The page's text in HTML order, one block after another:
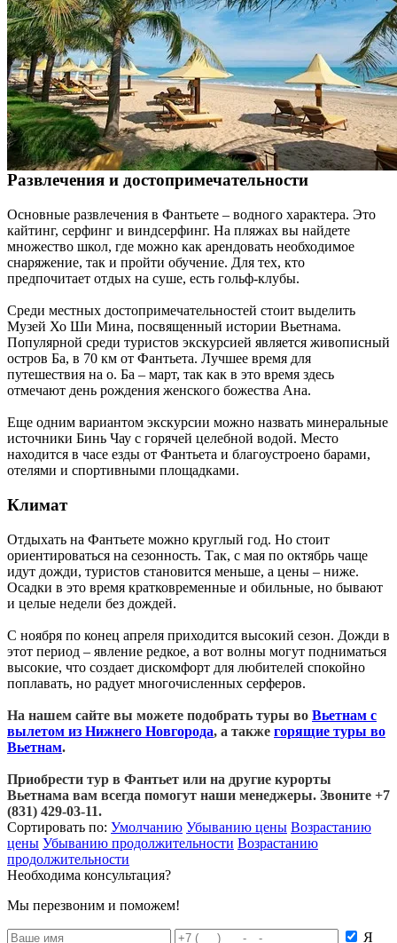
Развлечения и достопримечательности
Основные развлечения в Фантьете – водного характера. Это
кайтинг, серфинг и виндсерфинг. На пляжах вы найдете
множество школ, где можно как арендовать необходимое
снаряжение, так и пройти обучение. Для тех, кто
предпочитает отдых на суше, есть гольф-клубы.
Среди местных достопримечательностей стоит выделить
Музей Хо Ши Мина, посвященный истории Вьетнама.
Популярной среди туристов экскурсией является живописный
остров Ба, в 70 км от Фантьета. Лучшее время для
путешествия на о. Ба – март, так как в это время здесь
отмечают день рождения женского божества Ана.
Еще одним вариантом экскурсии можно назвать минеральные
источники Бинь Чау с горячей целебной водой. Место
находится в часе езды от Фантьета и благоустроено барами,
отелями и спортивными площадками.
Климат
Отдыхать на Фантьете можно круглый год. Но стоит
ориентироваться на сезонность. Так, с мая по октябрь чаще
идут дожди, туристов становится меньше, а цены – ниже.
Осадки в это время кратковременные и обильные, но бывают
и целые недели без дождей.
С ноября по конец апреля приходится высокий сезон. Дожди в
этот период – явление редкое, а вот волны могут подниматься
высокие, что создает дискомфорт для любителей спокойно
поплавать, но радует многочисленных серферов.
На нашем сайте вы можете подобрать туры во Вьетнам с
вылетом из Нижнего Новгорода, а также горящие туры во
Вьетнам.
Приобрести тур в Фантьет или на другие курорты
Вьетнама вам всегда помогут наши менеджеры. Звоните +7
(831) 429-03-11.
Сортировать по: Умолчанию Убыванию цены Возрастанию
цены Убыванию продолжительности Возрастанию
продолжительности
Необходима консультация?
Мы перезвоним и поможем!
Я